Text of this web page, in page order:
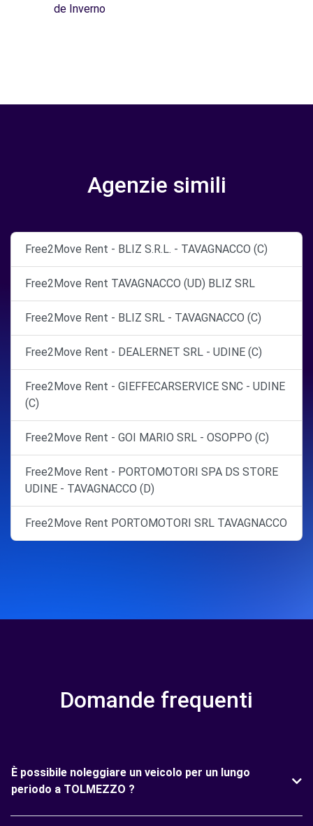
de Inverno
Agenzie simili
Free2Move Rent - BLIZ S.R.L. - TAVAGNACCO (C)
Free2Move Rent TAVAGNACCO (UD) BLIZ SRL
Free2Move Rent - BLIZ SRL - TAVAGNACCO (C)
Free2Move Rent - DEALERNET SRL - UDINE (C)
Free2Move Rent - GIEFFECARSERVICE SNC - UDINE
(C)
Free2Move Rent - GOI MARIO SRL - OSOPPO (C)
Free2Move Rent - PORTOMOTORI SPA DS STORE
UDINE - TAVAGNACCO (D)
Free2Move Rent PORTOMOTORI SRL TAVAGNACCO
Domande frequenti
È possibile noleggiare un veicolo per un lungo
periodo a TOLMEZZO ?